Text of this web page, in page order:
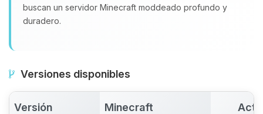
buscan un servidor Minecraft moddeado profundo y
duradero.
Versiones disponibles
Versión Minecraft